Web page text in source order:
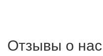
Отзывы о нас